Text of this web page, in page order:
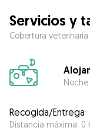
Servicios y
Cobertura
Recogida/Entrega
Distancia máxima: 0